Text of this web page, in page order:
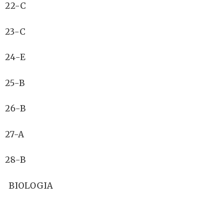
22-C
23-C
24-E
25-B
26-B
27-A
28-B
BIOLOGIA